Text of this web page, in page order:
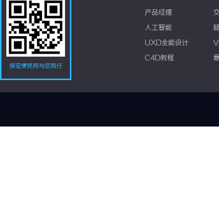
保定便民网与您同行
产品经理
人工智能
UXD全能设计
C4D教程